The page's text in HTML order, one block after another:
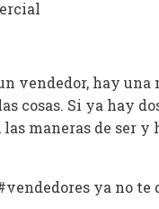
vendedor, hay una
cosas. Si ya hay
las maneras de ser y
ya no te